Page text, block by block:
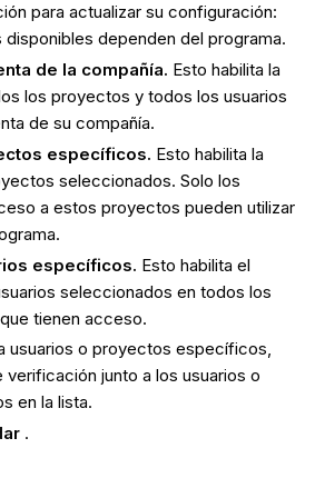
para actualizar su configuración:
dependen del programa.
de la compañía. Esto habilita la
los proyectos y todos los usuarios
de su compañía.
específicos. Esto habilita la
seleccionados. Solo los
a estos proyectos pueden utilizar
específicos. Esto habilita el
seleccionados en todos los
tienen acceso.
usuarios o proyectos específicos,
verificación junto a los usuarios o
en la lista.
.